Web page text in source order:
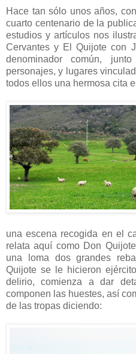
Hace tan sólo unos años,
cuarto centenario de la
estudios y artículos nos
Cervantes y El Quijote con
denominador común,
personajes, y lugares
todos ellos una hermosa cita
una escena recogida en el
relata aquí como Don
una loma dos grandes
Quijote se le hicieron
delirio, comienza a dar
componen las huestes, así
de las tropas diciendo: